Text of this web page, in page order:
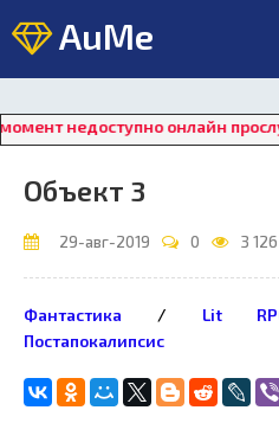
AuMe
онлайн
Объект 3
29-авг-2019 0 3 126
Фантастика / Lit
Постапокалипсис